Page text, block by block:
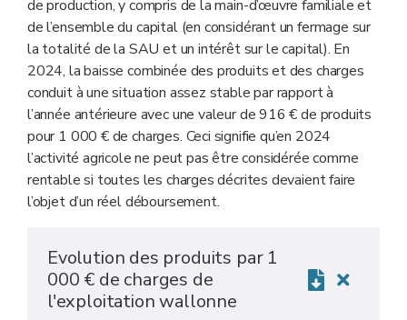
de production, y compris de la main-d’œuvre familiale et
de l’ensemble du capital (en considérant un fermage sur
la totalité de la SAU et un intérêt sur le capital). En
2024, la baisse combinée des produits et des charges
conduit à une situation assez stable par rapport à
l’année antérieure avec une valeur de 916 € de produits
pour 1 000 € de charges. Ceci signifie qu’en 2024
l’activité agricole ne peut pas être considérée comme
rentable si toutes les charges décrites devaient faire
l’objet d’un réel déboursement.
Evolution des produits par 1
000 € de charges de
l'exploitation wallonne